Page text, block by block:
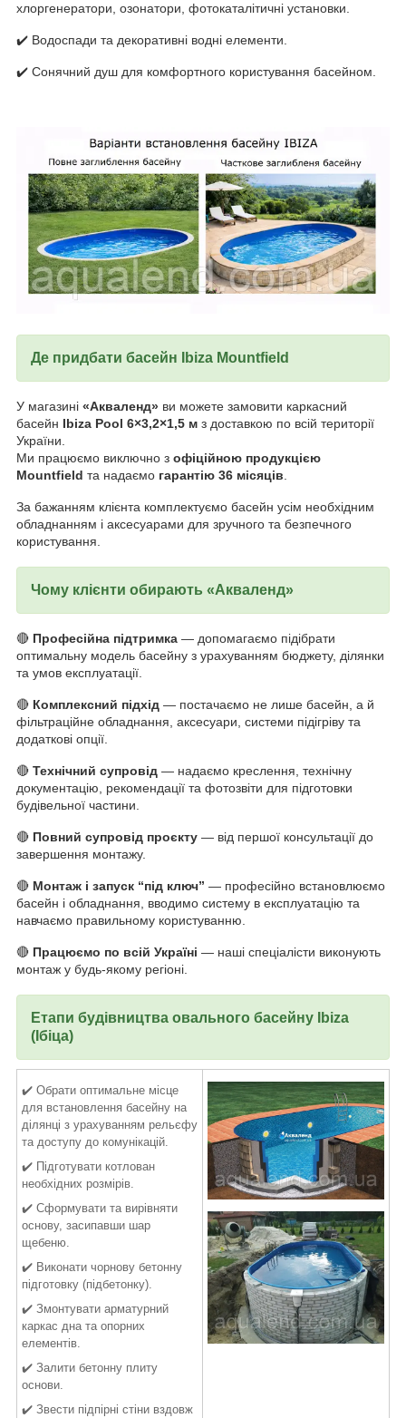
хлоргенератори, озонатори, фотокаталітичні установки.
✔️ Водоспади та декоративні водні елементи.
✔️ Сонячний душ для комфортного користування басейном.
Де придбати басейн Ibiza Mountfield
У магазині «Акваленд» ви можете замовити каркасний
басейн Ibiza Pool 6×3,2×1,5 м з доставкою по всій території
України.
Ми працюємо виключно з офіційною продукцією
Mountfield та надаємо гарантію 36 місяців
За бажанням клієнта комплектуємо басейн усім необхідним
обладнанням і аксесуарами для зручного та безпечного
користування.
Чому клієнти обирають «Акваленд»
🔴 Професійна підтримка — допомагаємо підібрати
оптимальну модель басейну з урахуванням бюджету, ділянки
та умов експлуатації.
🔴 Комплексний підхід — постачаємо не лише басейн, а й
фільтраційне обладнання, аксесуари, системи підігріву та
додаткові опції.
🔴 Технічний супровід — надаємо креслення, технічну
документацію, рекомендації та фотозвіти для підготовки
будівельної частини.
🔴 Повний супровід проєкту — від першої консультації до
завершення монтажу.
🔴 Монтаж і запуск “під ключ” — професійно встановлюємо
басейн і обладнання, вводимо систему в експлуатацію та
навчаємо правильному користуванню.
🔴 Працюємо по всій Україні — наші спеціалісти виконують
монтаж у будь-якому регіоні.
Етапи будівництва овального басейну
Ibiza
(Ібіца)
✔️ Обрати оптимальне місце
для встановлення басейну на
ділянці з урахуванням рельєфу
та доступу до комунікацій.
✔️ Підготувати котлован
необхідних розмірів.
✔️ Сформувати та вирівняти
основу, засипавши шар
щебеню.
✔️ Виконати чорнову бетонну
підготовку (підбетонку).
✔️ Змонтувати арматурний
каркас дна та опорних
елементів.
✔️ Залити бетонну плиту
основи.
✔️ Звести підпірні стіни вздовж